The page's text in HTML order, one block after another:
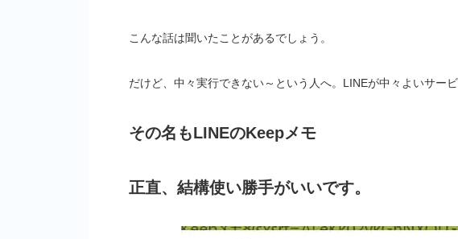
こんな話は聞いたことがあるでしょう。
だけど、中々実行できない～という人へ。LINEが中々よいサー
その名もLINEのKeepメモ
正直、結構使い勝手がいいです。